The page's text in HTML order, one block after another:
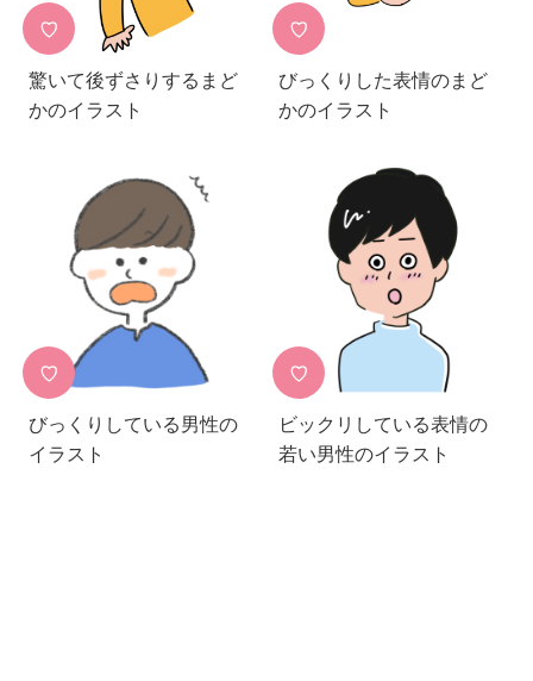
♡
驚いて後ずさりするまど
かのイラスト
♡
びっくりした表情のまど
かのイラスト
♡
びっくりしている男性の
イラスト
♡
ビックリしている表情の
若い男性のイラスト